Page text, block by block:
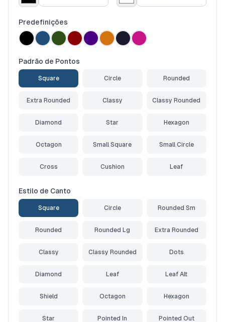
Predefinições
Padrão de Pontos
Square Circle Rounded
Extra Rounded Classy Classy Rounded
Diamond Star Hexagon
Octagon Small Square Small Circle
Cross Cushion Leaf
Estilo de Canto
Square Circle Rounded Sm
Rounded Rounded Lg Extra Rounded
Classy Classy Rounded Dots
Diamond Leaf Leaf Alt
Shield Octagon Hexagon
Star Pointed In Pointed Out